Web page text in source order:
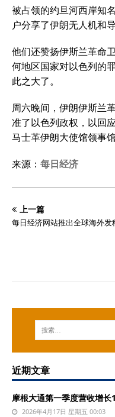
被占领的约旦河西岸知
户分享了伊朗无人机和
他们还赞扬伊斯兰革命
何地区国家对以色列的
此之大了。
周六晚间，伊朗伊斯兰
准了以色列政权，以回
马士革伊朗大使馆领事
来源： 每日经济
上一篇
每日经济网站推出全球海外发
近期文章
摩根大通第一季度营收增
2026年4月17日 星期五 00:03